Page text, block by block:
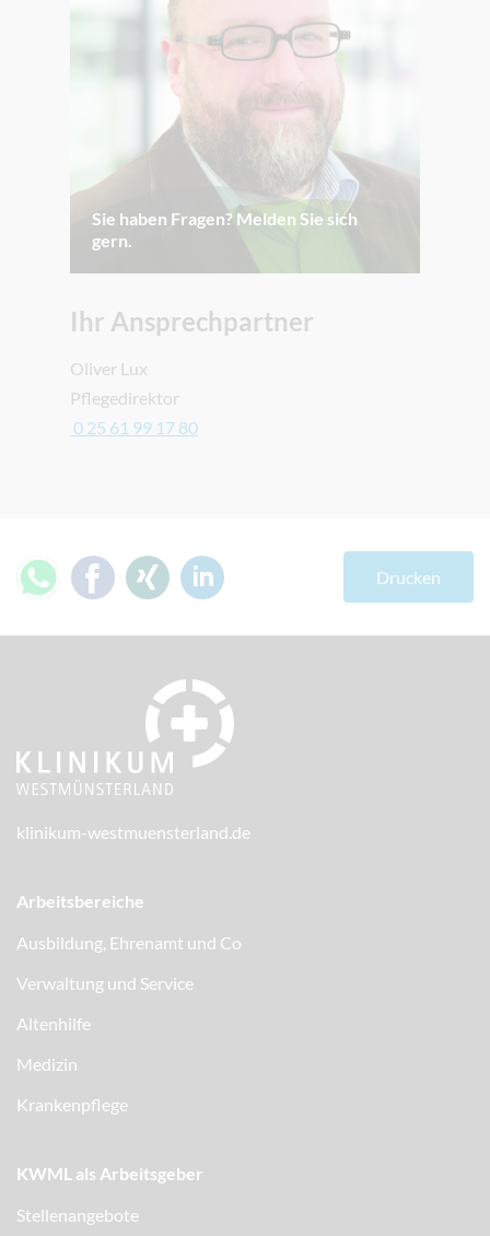
Sie haben Fragen? Melden Sie sich
gern.
Ihr Ansprechpartner
Oliver Lux
Pflegedirektor
0 25 61 99 17 80
Drucken
klinikum-westmuensterland.de
Arbeitsbereiche
Ausbildung, Ehrenamt und Co
Verwaltung und Service
Altenhilfe
Medizin
Krankenpflege
KWML als Arbeitsgeber
Stellenangebote